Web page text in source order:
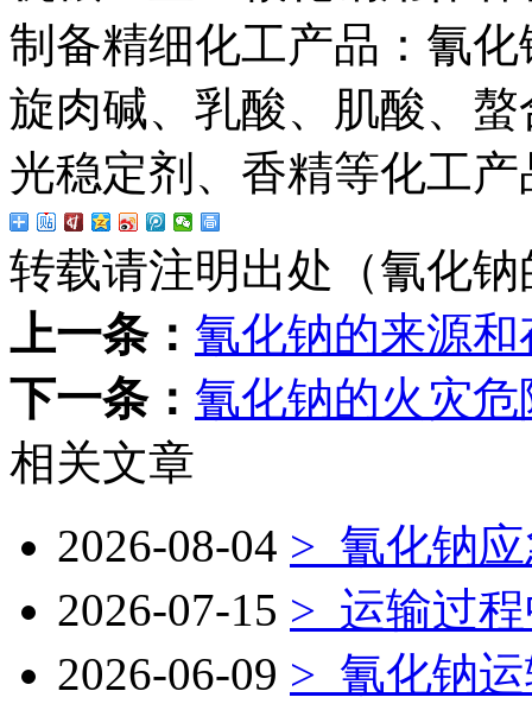
制备精细化工产品：氰
旋肉碱、乳酸、肌酸、
光稳定剂、香精等化工产
转载请注明出处（氰化
上一条： 氰化钠的来源
下一条： 氰化钠的火灾
相关文章
2026-08-04 > 氰化钠
2026-07-15 > 运输过
2026-06-09 > 氰化钠